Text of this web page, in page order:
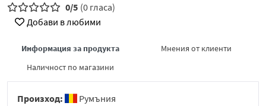
0/5 (0 гласа)
Добави в любими
Информация за продукта
Мнения от клиенти
Наличност по магазини
Произход:
Румъния